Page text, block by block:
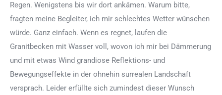
Regen. Wenigstens bis wir dort ankämen. Warum bitte,
fragten meine Begleiter, ich mir schlechtes Wetter wünschen
würde. Ganz einfach. Wenn es regnet, laufen die
Granitbecken mit Wasser voll, wovon ich mir bei Dämmerung
und mit etwas Wind grandiose Reflektions- und
Bewegungseffekte in der ohnehin surrealen Landschaft
versprach. Leider erfüllte sich zumindest dieser Wunsch